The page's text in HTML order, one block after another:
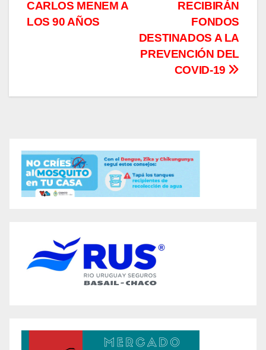
entradas
RECIBIRÁN
FONDOS
DESTINADOS A LA
PREVENCIÓN DEL
COVID-19
CARLOS MENEM A
LOS 90 AÑOS